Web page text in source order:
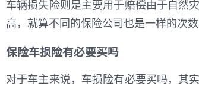
车辆损失险则是主要用于赔偿由于自然
高，就算不同的保险公司也是一样的次
保险车损险有必要买吗
对于车主来说，车损险有必要买吗，其